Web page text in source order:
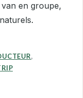
en groupe,
,